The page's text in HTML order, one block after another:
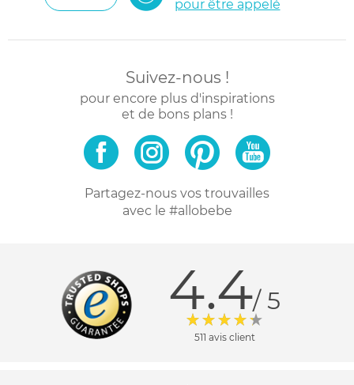
pour être appelé
Suivez-nous !
pour encore plus d'inspirations
et de bons plans !
Partagez-nous vos trouvailles
avec le #allobebe
4.4/ 5
511 avis client